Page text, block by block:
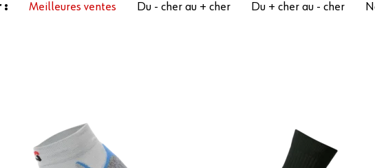
: Meilleures ventes Du - cher au + cher Du + cher au - cher